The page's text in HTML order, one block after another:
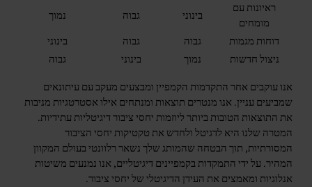
ראיונות עם
מומחים
בינוני גבוה
נמוך
דוחות מגמות
גבוה גבוה
בינוני
ניצול חדשות
נמוך בינוני
גבוה
אנו עוקבים אחר התקדמות הקמפיין ומבצעים מעקב עם עיתונאים
שמביעים עניין. אנו מנטרים תוצאות ומנתחים אילו אסטרטגיות מניבות
את התוצאות הטובות ביותר ליוזמות יחסי ציבור דיגיטליות עתידיות.
המטרה שלנו היא לדגיטל ולחדש את טקטיקות יחסי הציבור
המסורתיות, תוך הבטחה שהמותג שלך נשאר רלוונטי בעולם המקוון
המהיר. על ידי התמקדות בקמפיינים דיגיטליים, אנו נמנעים משיטות
אנלוגיות ומאמצים את העידן הדיגיטלי של יחסי ציבור.